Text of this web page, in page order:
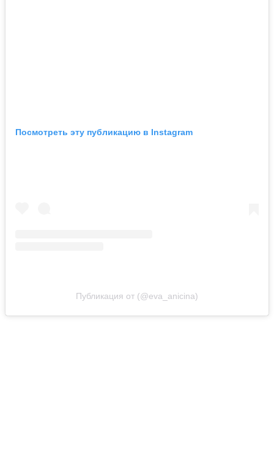
Посмотреть эту публикацию в Instagram
Публикация от (@eva_anicina)